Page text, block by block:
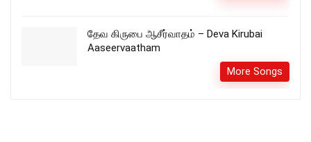
தேவ கிருபை ஆசீர்வாதம் – Deva Kirubai
Aaseervaatham
More Songs